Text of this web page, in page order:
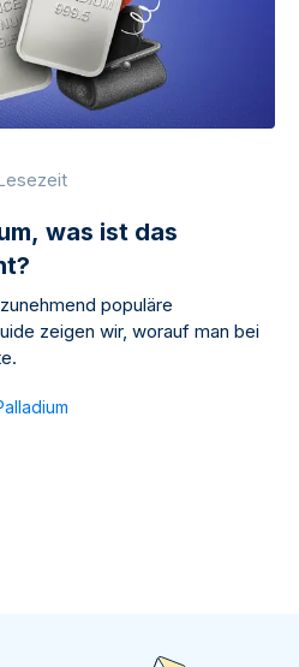
was ist das
populäre
zeigen wir, worauf man bei